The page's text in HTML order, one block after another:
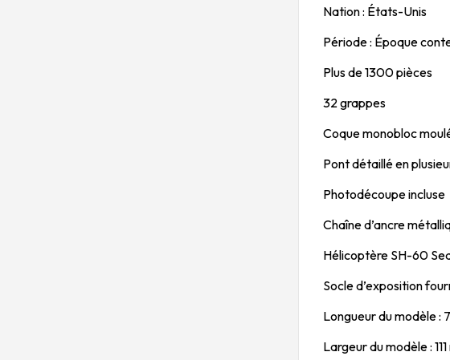
Nation : États-Unis
Période : Époque
Plus de 1300 pièces
32 grappes
Coque monobloc
Pont détaillé en
Photodécoupe incluse
Chaîne d’ancre
Hélicoptère SH-60
Socle d’exposition
Longueur du modèle :
Largeur du modèle :